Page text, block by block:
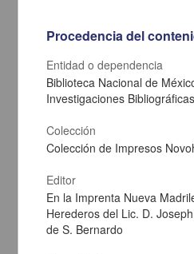
Compendio de la gramática y
arreglo a las de la Real Academia de
[sin autor] - en la oficina de D. Juan
Multidisciplina
Procedencia del
Entidad o dependencia
Biblioteca Nacional de
Investigaciones
Colección
Colección de Impresos
Editor
En la Imprenta Nueva
Herederos del Lic. D.
de S. Bernardo